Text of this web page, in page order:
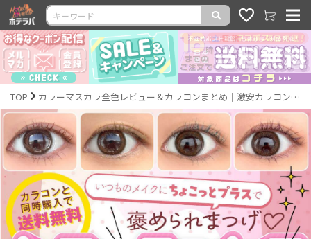
TOP カラーマスカラ全色レビュー＆カラコンまとめ｜激安カラコン通販ホテラバ